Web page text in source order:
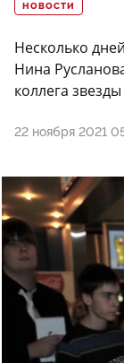
НОВОСТИ
Несколько
Нина
коллега
22 ноября 2021